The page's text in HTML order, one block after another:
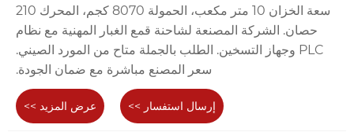
سعة الخزان 10 متر مكعب، الحمولة 8070 كجم، المحرك 210
حصان. الشركة المصنعة لشاحنة قمع الغبار المهنية مع نظام
PLC وجهاز التسخين. الطلب بالجملة متاح من المورد الصيني.
سعر المصنع مباشرة مع ضمان الجودة.
عرض المزيد >> إرسال استفسار >>